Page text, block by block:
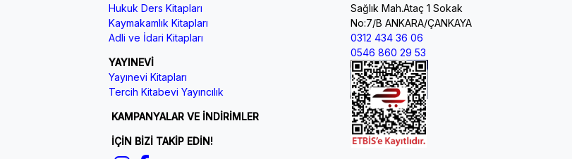
Hukuk Ders Kitapları
Kaymakamlık Kitapları
Adli ve İdari Kitapları
YAYINEVİ
Yayınevi Kitapları
Tercih Kitabevi Yayıncılık
KAMPANYALAR VE İNDİRİMLER
İÇİN BİZİ TAKİP EDİN!
Sağlık Mah.Ataç 1 Sokak
No:7/B ANKARA/ÇANKAYA
0312 434 36 06
0546 860 29 53